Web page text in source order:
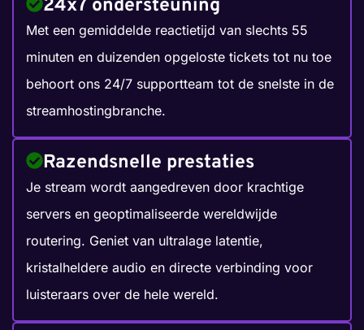
24x7 ondersteuning
Met een gemiddelde reactietijd van slechts 55
minuten en duizenden opgeloste tickets tot nu toe
behoort ons 24/7 supportteam tot de snelste in de
streamhostingbranche.
Razendsnelle prestaties
Je stream wordt aangedreven door krachtige
servers en geoptimaliseerde wereldwijde
routering. Geniet van ultralage latentie,
kristalheldere audio en directe verbinding voor
luisteraars over de hele wereld.